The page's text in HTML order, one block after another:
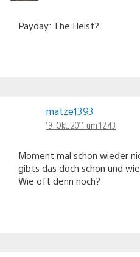
Payday: The Heist?
matze1393
19. Okt. 2011 um 12:43
Moment mal schon wieder
gibts das doch schon und
Wie oft denn noch?